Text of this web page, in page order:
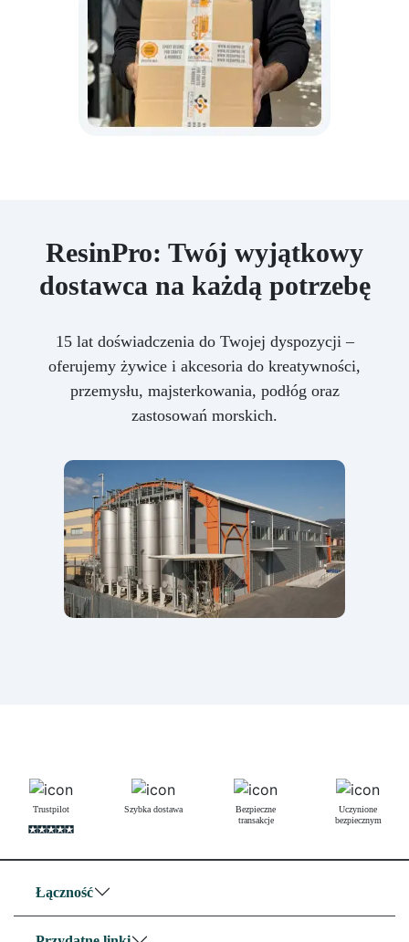
ResinPro: Twój wyjątkowy
dostawca na każdą potrzebę
15 lat doświadczenia do Twojej dyspozycji –
oferujemy żywice i akcesoria do kreatywności,
przemysłu, majsterkowania, podłóg oraz
zastosowań morskich.
Trustpilot Szybka dostawa
Bezpieczne
transakcje
Uczynione
bezpiecznym
Łączność